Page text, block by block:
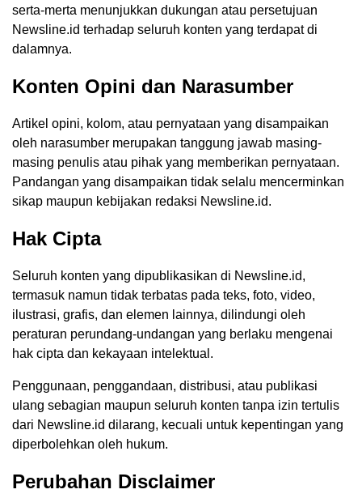
serta-merta menunjukkan dukungan atau persetujuan
Newsline.id terhadap seluruh konten yang terdapat di
dalamnya.
Konten Opini dan Narasumber
Artikel opini, kolom, atau pernyataan yang disampaikan
oleh narasumber merupakan tanggung jawab masing-
masing penulis atau pihak yang memberikan pernyataan.
Pandangan yang disampaikan tidak selalu mencerminkan
sikap maupun kebijakan redaksi Newsline.id.
Hak Cipta
Seluruh konten yang dipublikasikan di Newsline.id,
termasuk namun tidak terbatas pada teks, foto, video,
ilustrasi, grafis, dan elemen lainnya, dilindungi oleh
peraturan perundang-undangan yang berlaku mengenai
hak cipta dan kekayaan intelektual.
Penggunaan, penggandaan, distribusi, atau publikasi
ulang sebagian maupun seluruh konten tanpa izin tertulis
dari Newsline.id dilarang, kecuali untuk kepentingan yang
diperbolehkan oleh hukum.
Perubahan Disclaimer